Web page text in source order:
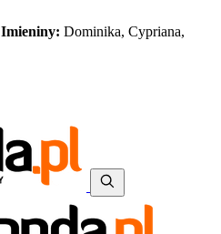
Imieniny: Dominika, Cypriana,